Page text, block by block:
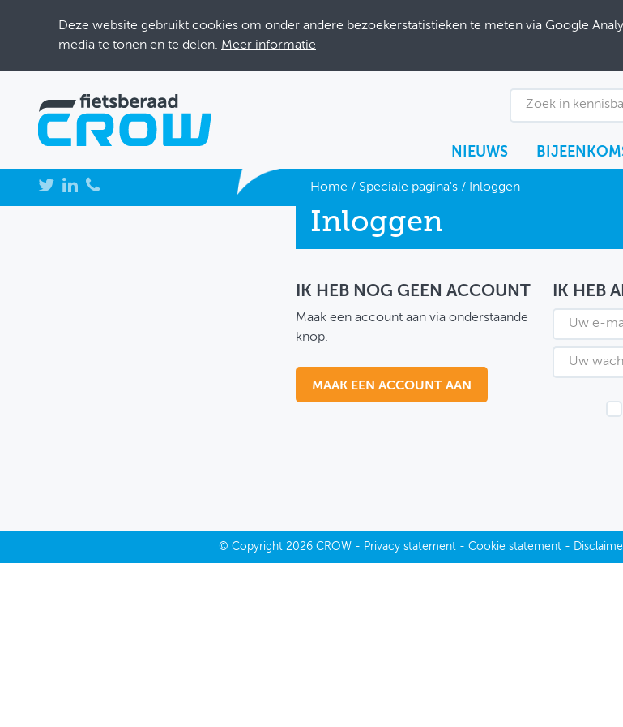
Deze website gebruikt cookies om onder andere bezoekerstatistieken te meten via Google
media te tonen en te delen. Meer informatie
Zoek in
NIEUWS
NIEUWS Home / Speciale pagina's/ Inloggen
Inloggen
IK HEB NOG GEEN ACCOUNT
Maak een account aan via onderstaande
knop.
MAAK EEN ACCOUNT AAN
IK HEB
© Copyright2026 CROW - Privacy statement- Cookie statement-